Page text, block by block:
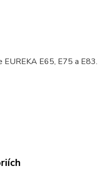
EUREKA E65, E75 a E83.